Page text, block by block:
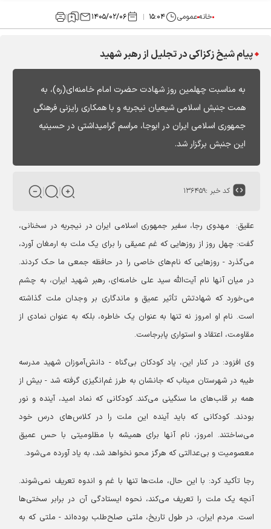
خانهعمومی ۱۵:۰۴ ۱۴۰۵/۰۲/۰۶
پیام شیخ زکزاکی در تجلیل از رهبر شهید
به مناسبت چهلمین روز شهادت حضرت امام خامنه‌ای(ره)، به
همت جنبش اسلامی شیعیان نیجریه و با همکاری رایزنی فرهنگی
جمهوری اسلامی ایران در ابوجا، مراسم گرامیداشتی در حسینیه
این جنبش برگزار شد.
کد خبر :۱۳۶۴۵۹
عقیق: مهدوی رجا، سفیر جمهوری اسلامی ایران در نیجریه در سخنانی،
گفت: چهل روز از روزهایی که غم عمیقی را برای یک ملت به ارمغان آورد،
می‌گذرد - روزهایی که نام‌های خاصی را در حافظه جمعی ما حک کردند.
در میان آنها نام آیت‌الله سید علی خامنه‌ای، رهبر شهید ایران، به چشم
می‌خورد که شهادتش تأثیر عمیق و ماندگاری بر وجدان ملت گذاشته
است. نام او امروز نه تنها به عنوان یک خاطره، بلکه به عنوان نمادی از
مقاومت، اعتقاد و استواری پابرجاست.
وی افزود: در کنار این، یاد کودکان بی‌گناه - دانش‌آموزان شهید مدرسه
طیبه در شهرستان میناب که جانشان به طرز غم‌انگیزی گرفته شد - بیش از
همه بر قلب‌های ما سنگینی می‌کند. کودکانی که نماد امید، آینده و نور
بودند. کودکانی که باید آینده این ملت را در کلاس‌های درس خود
می‌ساختند. امروز، نام آنها برای همیشه با مظلومیتی با حس عمیق
معصومیت و بی‌عدالتی که هرگز محو نخواهد شد، به یاد آورده می‌شود.
رجا تأکید کرد: با این حال، ملت‌ها تنها با غم و اندوه تعریف نمی‌شوند.
آنچه یک ملت را تعریف می‌کند، نحوه ایستادگی آن در برابر سختی‌ها
است. مردم ایران، در طول تاریخ، ملتی صلح‌طلب بوده‌اند - ملتی که به